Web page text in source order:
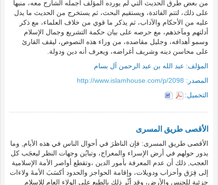
من بعض طرق الحديث التي لم يورده المؤلف أجمله الشارح معه، منبهاً
على ذلك، لتتم الفائدة، ويستقيم البحث، ثم يستخرج من الحديث ما يدل
عليه من الأحكام والآداب، ثم يذكر ما قوي من خلاف العلماء، مع ذكر
أدلتهم ومآخذهم، مع حرصه على بيان حكمة التشريع وجمال الإسلام
وسمو أهدافه، وجليل مقاصده، من وراء هذه النصوص، ليقف القارئ
على محاسن دينه وشريف أغراضه، ويعرف أنه دين ودولة.
المؤلف: عبد الله بن عبد الرحمن آل بسام
المصدر: http://www.islamhouse.com/p/2098
التحميل:
الأقصى طريق المسرى
الأقصى طريق المسرى: فإن الناظرَ في أحوال الناس في هذه الأيام, وما
يدور حولهم في أرض الإسراء والمعراج، وتبايُن وجهات النظر ليعجَب كل
العجب, ذلك أن عدم المعرفة بأمور الدين ،وتقطع أواصر الأمة الإسلامية
إلى فِرَق وأحزاب ودويلات، وإقامة الحواجز والحدود أكسَبَ الأمةَ ولاءات
جزئية للجنس والأرض، وقد أثّر ذلك بالطبع على الولاء العام للإسلام